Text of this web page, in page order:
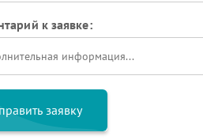
воду до завершения
решение проблемы, когда
техники и вернуть комфорт
воду при запуске цикла,
работоспособность.
к заявке:
заявку